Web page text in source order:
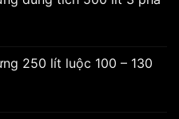
250 lít luộc 100 – 130